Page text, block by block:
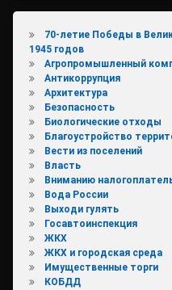
70-летие Победы в
1945 годов
Агропромышленный
Антикоррупция
Архитектура
Безопасность
Биологические отходы
Благоустройство
Вести из поселений
Власть
Вниманию
Вода России
Выходи гулять
Госавтоинспекция
ЖКХ
ЖКХ и городская среда
Имущественные торги
КОБДД